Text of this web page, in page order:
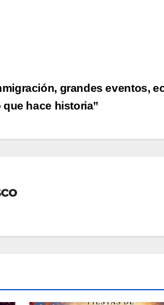
grandes eventos,
hace historia”